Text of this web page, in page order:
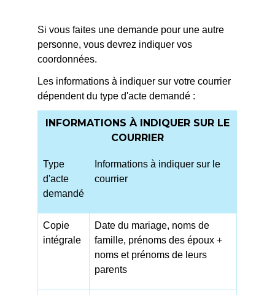
Si vous faites une demande pour une autre
personne, vous devrez indiquer vos
coordonnées.
Les informations à indiquer sur votre courrier
dépendent du type d'acte demandé :
INFORMATIONS À INDIQUER SUR LE
COURRIER
Type
d'acte
demandé
Informations à indiquer sur le
courrier
Copie
intégrale
Date du mariage, noms de
famille, prénoms des époux +
noms et prénoms de leurs
parents